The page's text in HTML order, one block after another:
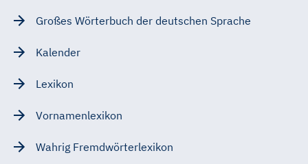
Großes Wörterbuch der deutschen Sprache
Kalender
Lexikon
Vornamenlexikon
Wahrig Fremdwörterlexikon